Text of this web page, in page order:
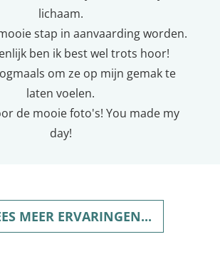
lichaam.
stap in aanvaarding worden.
ben ik best wel trots hoor!
om ze op mijn gemak te
laten voelen.
de mooie foto's! You made my
day!
MEER ERVARINGEN...